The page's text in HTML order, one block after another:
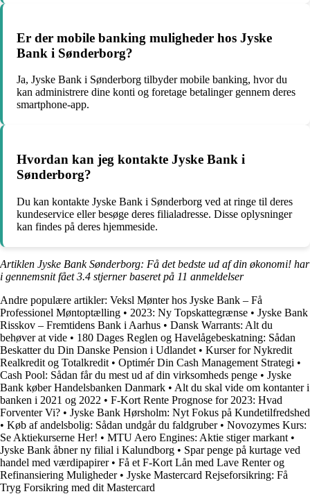
Er der mobile banking muligheder hos Jyske
Bank i Sønderborg?
Ja, Jyske Bank i Sønderborg tilbyder mobile banking, hvor du
kan administrere dine konti og foretage betalinger gennem deres
smartphone-app.
Hvordan kan jeg kontakte Jyske Bank i
Sønderborg?
Du kan kontakte Jyske Bank i Sønderborg ved at ringe til deres
kundeservice eller besøge deres filialadresse. Disse oplysninger
kan findes på deres hjemmeside.
Artiklen Jyske Bank Sønderborg: Få det bedste ud af din økonomi! har
i gennemsnit fået3.4 stjerner baseret på 11 anmeldelser
Andre populære artikler: Veksl Mønter hos Jyske Bank – Få
Professionel Møntoptælling • 2023: Ny Topskattegrænse • Jyske Bank
Risskov – Fremtidens Bank i Aarhus • Dansk Warrants: Alt du
behøver at vide • 180 Dages Reglen og Havelågebeskatning: Sådan
Beskatter du Din Danske Pension i Udlandet • Kurser for Nykredit
Realkredit og Totalkredit • Optimér Din Cash Management Strategi •
Cash Pool: Sådan får du mest ud af din virksomheds penge • Jyske
Bank køber Handelsbanken Danmark • Alt du skal vide om kontanter i
banken i 2021 og 2022 • F-Kort Rente Prognose for 2023: Hvad
Forventer Vi? • Jyske Bank Hørsholm: Nyt Fokus på Kundetilfredshed
• Køb af andelsbolig: Sådan undgår du faldgruber• Novozymes Kurs:
Se Aktiekurserne Her! • MTU Aero Engines: Aktie stiger markant •
Jyske Bank åbner ny filial i Kalundborg • Spar penge på kurtage ved
handel med værdipapirer• Få et F-Kort Lån med Lave Renter og
Refinansiering Muligheder• Jyske Mastercard Rejseforsikring: Få
Tryg Forsikring med dit Mastercard